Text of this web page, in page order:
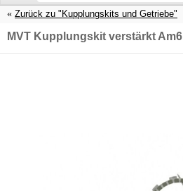
Zurück zu "Kupplungskits und Getriebe"
MVT Kupplungskit verstärkt Am6